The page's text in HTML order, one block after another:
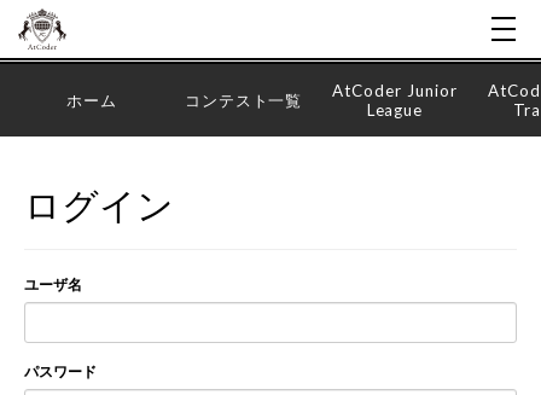
ホーム コンテスト一覧
AtCoder Junior
League
ログイン
ユーザ名
パスワード